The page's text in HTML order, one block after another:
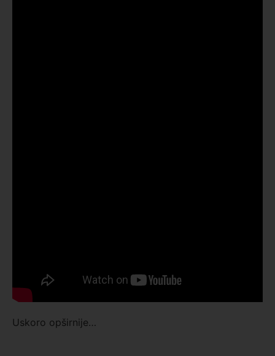
Uskoro opširnije…